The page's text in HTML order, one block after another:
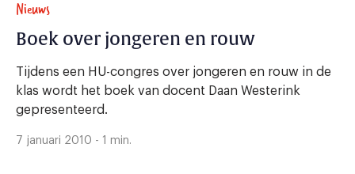
Nieuws
Boek over jongeren en rouw
Tijdens een HU-congres over jongeren en rouw in de
klas wordt het boek van docent Daan Westerink
gepresenteerd.
7 januari 2010 - 1 min.